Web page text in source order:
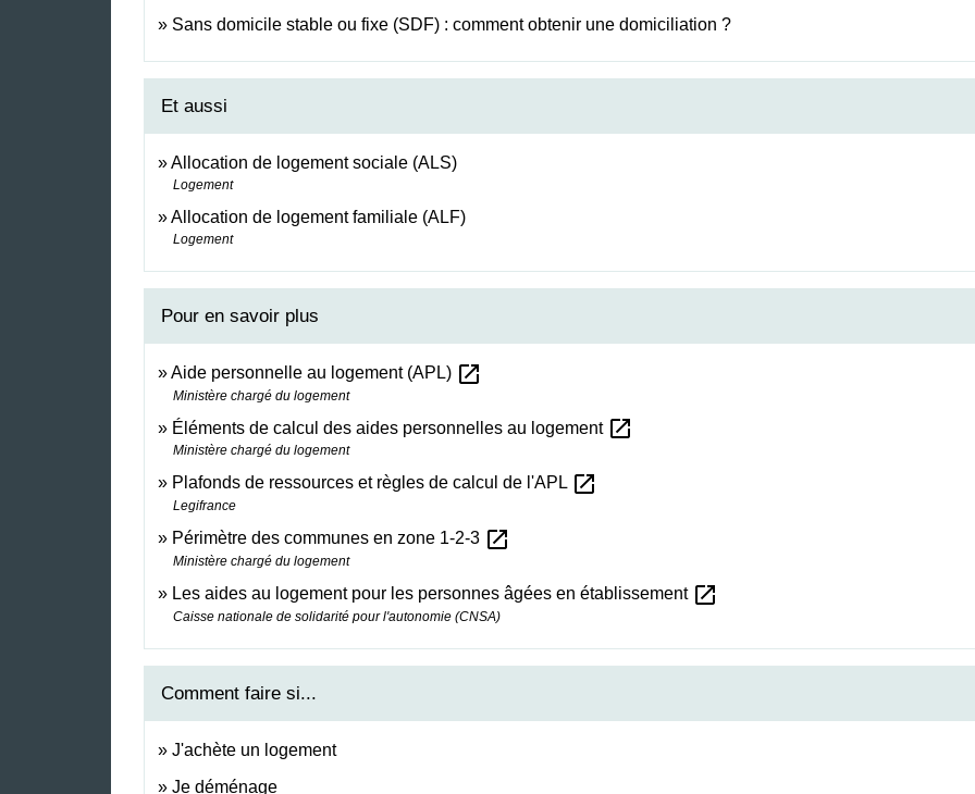
Sans domicile stable ou fixe (SDF) : comment obtenir une domiciliation ?
Et aussi
Allocation de logement sociale (ALS)
Logement
Allocation de logement familiale (ALF)
Logement
Pour en savoir plus
Aide personnelle au logement (APL) open_in_new
Ministère chargé du logement
Éléments de calcul des aides personnelles au logement open_in_new
Ministère chargé du logement
Plafonds de ressources et règles de calcul de l'APL open_in_new
Legifrance
Périmètre des communes en zone 1-2-3 open_in_new
Ministère chargé du logement
Les aides au logement pour les personnes âgées en établissement open_in_new
Caisse nationale de solidarité pour l'autonomie (CNSA)
Comment faire si...
J'achète un logement
Je déménage